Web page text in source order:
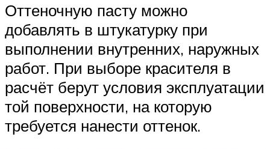
Оттеночную пасту можно
добавлять в штукатурку при
выполнении внутренних, наружных
работ. При выборе красителя в
расчёт берут условия эксплуатации
той поверхности, на которую
требуется нанести оттенок.